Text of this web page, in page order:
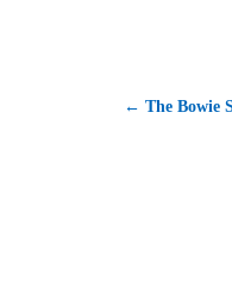
← The Bowie